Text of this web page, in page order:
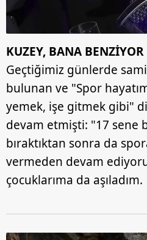
sınırlı olarak açık rızanız
Çerezlere ilişkin tercihlerinizi
vasıtasıyla belirleyebilirsiniz.
için Ayarlar butonuna
Metnimiziziyaret edebilirsiniz.
6698 sayılı Kişisel Verilerin
hazırlanmış Aydınlatma
ilgili mevzuata uygun olarak
almak için lütfentıklayınız.
KUZEY, BANA BENZİYOR
Geçtiğimiz günlerde
bulunan ve "Spor
yemek, işe gitmek gibi"
devam etmişti: "17 sene
bıraktıktan sonra da
vermeden devam
çocuklarıma da aşıladım.